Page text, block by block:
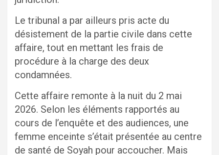
Le tribunal a par ailleurs pris acte du
désistement de la partie civile dans cette
affaire, tout en mettant les frais de
procédure à la charge des deux
condamnées.
Cette affaire remonte à la nuit du 2 mai
2026. Selon les éléments rapportés au
cours de l’enquête et des audiences, une
femme enceinte s’était présentée au centre
de santé de Soyah pour accoucher. Mais